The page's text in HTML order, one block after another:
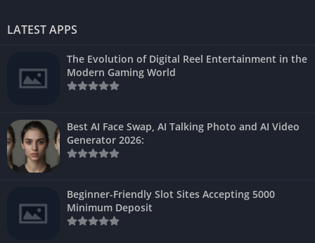
LATEST APPS
The Evolution of Digital Reel Entertainment in the
Modern Gaming World
Best AI Face Swap, AI Talking Photo and AI Video
Generator 2026:
Beginner-Friendly Slot Sites Accepting 5000
Minimum Deposit